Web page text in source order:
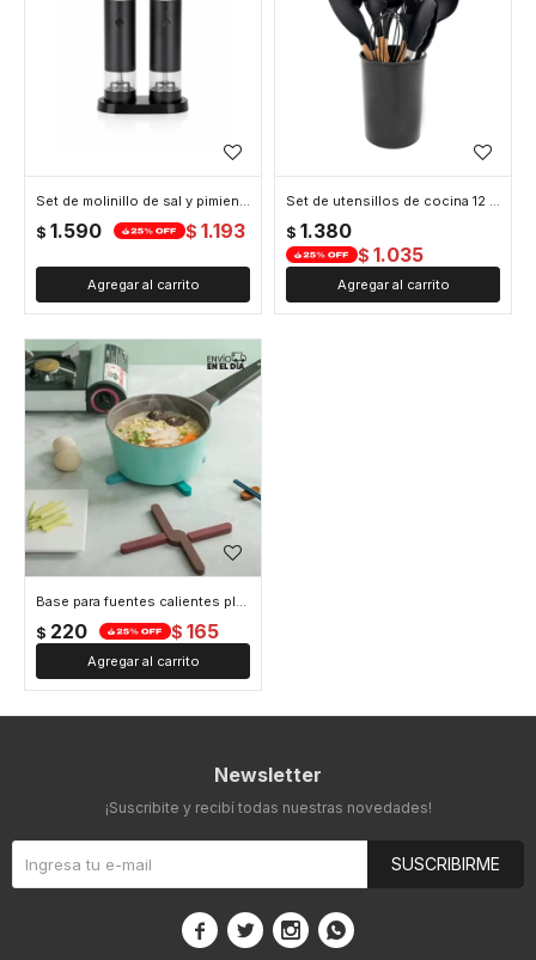
Set de molinillo de sal y pimienta eléctrico - Negro
$ 1.590 $ 1.193
Set de utensillos de cocina 12 accesorios - Negro
$ 1.380
$ 1.035
Base para fuentes calientes plegable - Negro
$ 220 $ 165
Newsletter
¡Suscribite y recibí todas nuestras novedades!
SUSCRIBIRME
   